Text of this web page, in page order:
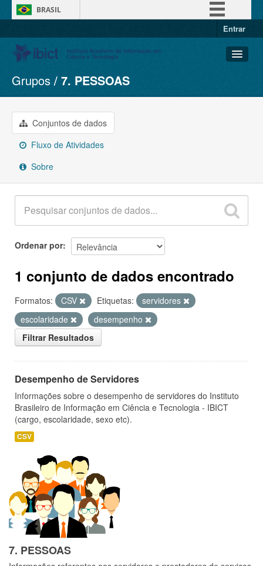
BRASIL
Entrar
Conjuntos de dados
Organizações
Grupos
Sobre
Grupos 7. PESSOAS
Conjuntos de dados
Fluxo de Atividades
Sobre
Ordenar por
1 conjunto de dados encontrado
Formatos: CSV Etiquetas:
servidores
escolaridade
desempenho
Filtrar Resultados
Desempenho de Servidores
Informações sobre o desempenho de servidores do Instituto
Brasileiro de Informação em Ciência e Tecnologia - IBICT
(cargo, escolaridade, sexo etc).
CSV
7. PESSOAS